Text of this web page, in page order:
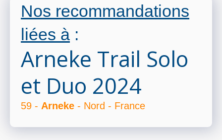
Nos recommandations
liées à :
Arneke Trail Solo
et Duo 2024
59 - Arneke - Nord - France